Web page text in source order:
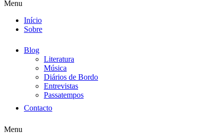
Menu
Início
Sobre
Blog
Literatura
Música
Diários de Bordo
Entrevistas
Passatempos
Contacto
Menu